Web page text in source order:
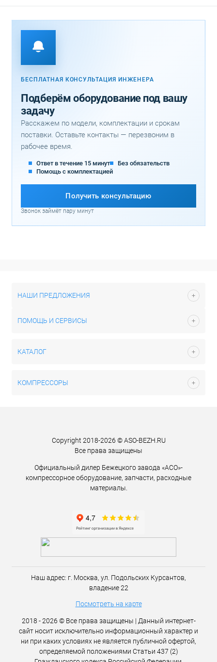
БЕСПЛАТНАЯ КОНСУЛЬТАЦИЯ ИНЖЕНЕРА
Подберём оборудование под вашу
задачу
Расскажем по модели, комплектации и срокам
поставки. Оставьте контакты — перезвоним в
рабочее время.
Ответ в течение 15 минут
Без обязательств
Помощь с комплектацией
Получить консультацию
Звонок займёт пару минут
НАШИ ПРЕДЛОЖЕНИЯ
ПОМОЩЬ И СЕРВИСЫ
КАТАЛОГ
КОМПРЕССОРЫ
Copyright 2018-2026 © ASO-BEZH.RU
Все права защищены
Официальный дилер Бежецкого завода «АСО»-
компрессорное оборудование, запчасти, расходные
материалы.
Наш адрес: г. Москва, ул. Подольских Курсантов,
владение 22
Посмотреть на карте
2018 - 2026 © Все права защищены | Данный интернет-
сайт носит исключительно информационный характер и
ни при каких условиях не является публичной офертой,
определяемой положениями Статьи 437 (2)